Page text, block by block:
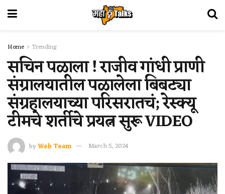
Home Trending
सचिन पळाला ! राजीव गांधी प्राणी
संग्रालयातील पळालेला बिबट्या
संग्रहालयाच्या परिसरातचं; रेस्क्यू
टीमचे शर्तीचे प्रयत्न सुरू VIDEO
byWeb Team March 5, 2024